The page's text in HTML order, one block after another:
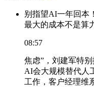
别指望AI一年回本
最大的成本不是算
08:57
焦虑”，刘建军特
AI会大规模替代人
工作，客户经理维